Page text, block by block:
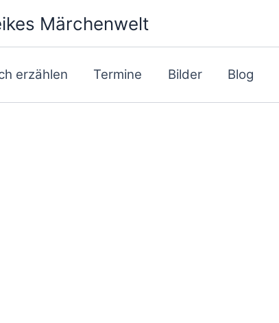
Märchenwelt
erzählen Termine Bilder Blog